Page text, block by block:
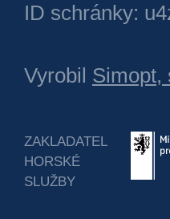
ID schránky:
Vyrobil Simopt,
ZAKLADATEL
HORSKÉ
SLUŽBY